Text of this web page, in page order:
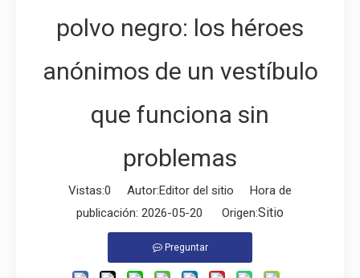
polvo negro: los héroes
anónimos de un vestíbulo
que funciona sin
problemas
Vistas:0 Autor:Editor del sitio Hora de
publicación: 2026-05-20 Origen:Sitio
Preguntar